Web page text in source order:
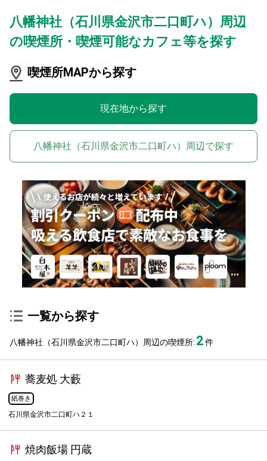
八幡神社（石川県金沢市二口町ハ）周辺
の喫煙所・喫煙可能なカフェ等を探す
喫煙所MAPから探す
現在地から探す
八幡神社（石川県金沢市二口町ハ）周辺で探す
一覧から探す
八幡神社（石川県金沢市二口町ハ）周辺の喫煙所: 2件
蕎麦処 大藪
紙巻き
石川県金沢市二口町ハ２１
焼肉飯場 円蔵